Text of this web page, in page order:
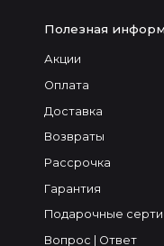
Полезная
Акции
Оплата
Доставка
Возвраты
Рассрочка
Гарантия
Подарочные
Вопрос | Ответ